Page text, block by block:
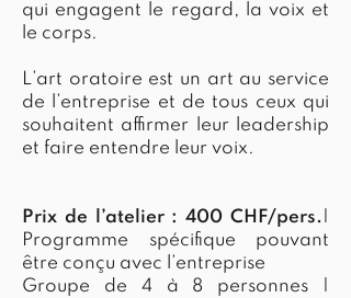
qui engagent le regard, la voix et
le corps.
L’art oratoire est un art au service
de l’entreprise et de tous ceux qui
souhaitent affirmer leur leadership
et faire entendre leur voix.
Prix de l’atelier : 400 CHF/pers. |
Programme spécifique pouvant
être conçu avec l’entreprise
Groupe de 4 à 8 personnes |